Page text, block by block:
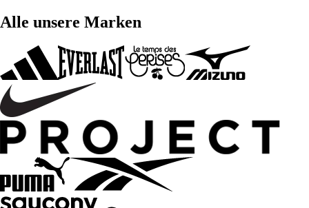
Alle unsere Marken